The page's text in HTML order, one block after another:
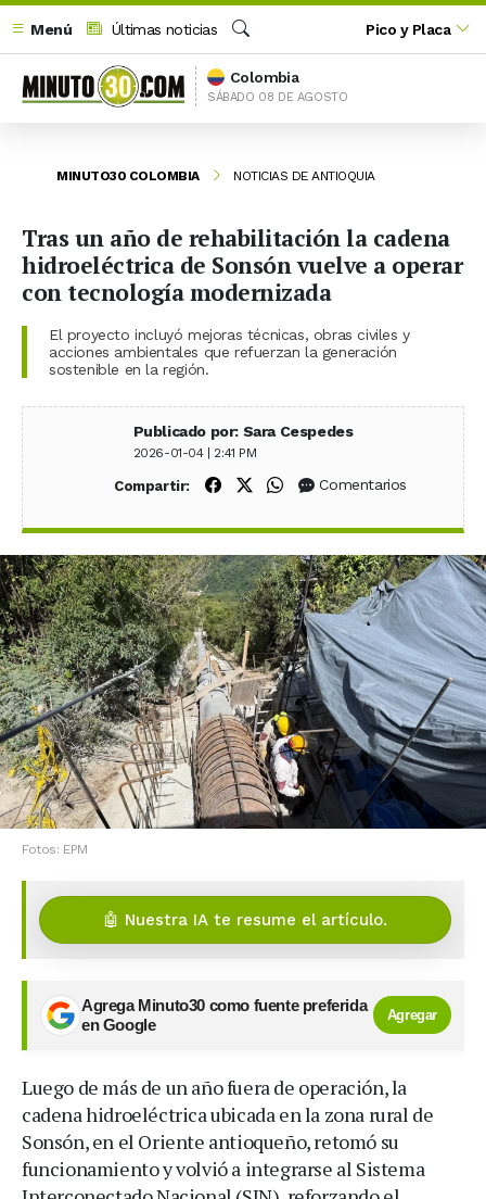
Menú
Últimas noticias
Buscar
Pico y Placa
Colombia
SÁBADO 08 DE AGOSTO
MINUTO30 COLOMBIA NOTICIAS DE ANTIOQUIA
Tras un año de rehabilitación la cadena
hidroeléctrica de Sonsón vuelve a operar
con tecnología modernizada
El proyecto incluyó mejoras técnicas, obras civiles y
acciones ambientales que refuerzan la generación
sostenible en la región.
Publicado por: Sara Cespedes
2026-01-04 | 2:41 PM
Compartir: Compartir en Facebook
Compartir en X (Twitter)
Compartir en WhatsApp
Comentarios
Fotos: EPM
🤖 Nuestra IA te resume el artículo.
Agrega Minuto30 como fuente preferida
en Google
Agregar
Luego de más de un año fuera de operación, la
cadena hidroeléctrica ubicada en la zona rural de
Sonsón, en el Oriente antioqueño, retomó su
funcionamiento y volvió a integrarse al Sistema